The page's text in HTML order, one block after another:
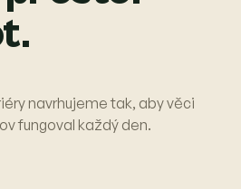
navrhujeme tak, aby věci
fungoval každý den.